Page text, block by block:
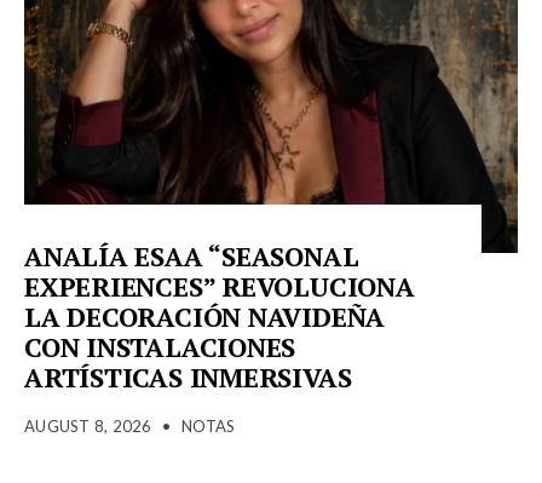
ANALÍA ESAA “SEASONAL
EXPERIENCES” REVOLUCIONA
LA DECORACIÓN NAVIDEÑA
CON INSTALACIONES
ARTÍSTICAS INMERSIVAS
AUGUST 8, 2026 • NOTAS